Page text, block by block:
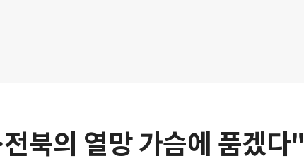
북의 열망 가슴에 품겠다"